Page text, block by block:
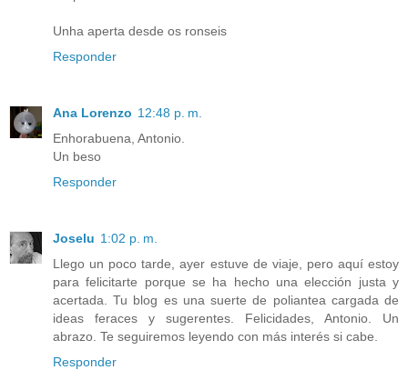
Unha aperta desde os ronseis
Responder
Ana Lorenzo 12:48 p. m.
Enhorabuena, Antonio.
Un beso
Responder
Joselu 1:02 p. m.
Llego un poco tarde, ayer estuve de viaje, pero aquí estoy
para felicitarte porque se ha hecho una elección justa y
acertada. Tu blog es una suerte de poliantea cargada de
ideas feraces y sugerentes. Felicidades, Antonio. Un
abrazo. Te seguiremos leyendo con más interés si cabe.
Responder